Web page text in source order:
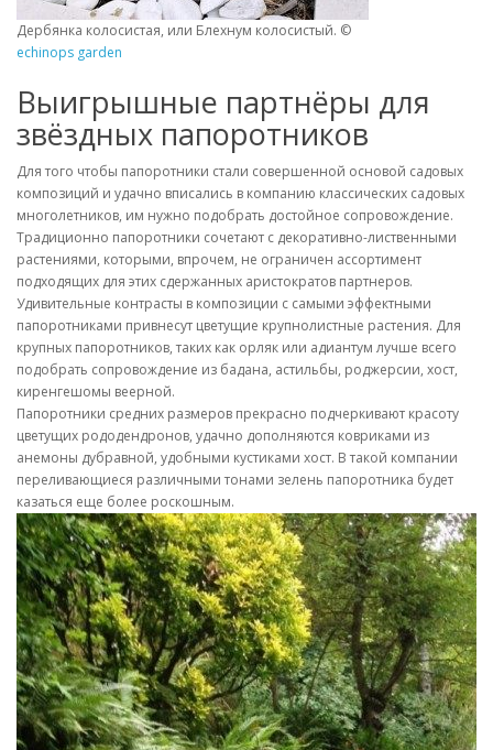
Дербянка колосистая, или Блехнум колосистый. ©
echinops garden
Выигрышные партнёры для
звёздных папоротников
Для того чтобы папоротники стали совершенной основой садовых
композиций и удачно вписались в компанию классических садовых
многолетников, им нужно подобрать достойное сопровождение.
Традиционно папоротники сочетают с декоративно-лиственными
растениями, которыми, впрочем, не ограничен ассортимент
подходящих для этих сдержанных аристократов партнеров.
Удивительные контрасты в композиции с самыми эффектными
папоротниками привнесут цветущие крупнолистные растения. Для
крупных папоротников, таких как орляк или адиантум лучше всего
подобрать сопровождение из бадана, астильбы, роджерсии, хост,
киренгешомы веерной.
Папоротники средних размеров прекрасно подчеркивают красоту
цветущих рододендронов, удачно дополняются ковриками из
анемоны дубравной, удобными кустиками хост. В такой компании
переливающиеся различными тонами зелень папоротника будет
казаться еще более роскошным.